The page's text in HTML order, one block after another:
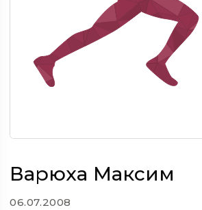
Варюха Максим
06.07.2008